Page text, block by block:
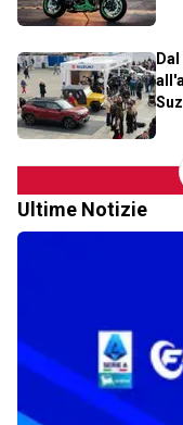
Ultime Notizie